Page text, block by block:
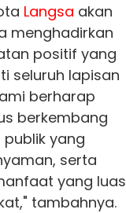
Langsa akan
menghadirkan
positif yang
seluruh lapisan
berharap
berkembang
yang
serta
yang luas
tambahnya.